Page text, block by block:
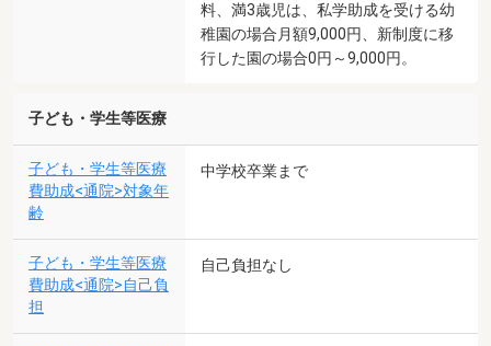
料、満3歳児は、私学助成を受ける幼
稚園の場合月額9,000円、新制度に移
行した園の場合0円～9,000円。
子ども・学生等医療
子ども・学生等医療
費助成<通院>対象年
齢
中学校卒業まで
子ども・学生等医療
費助成<通院>自己負
担
自己負担なし